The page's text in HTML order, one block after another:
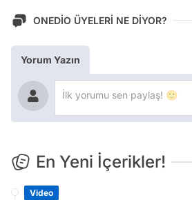
ONEDİO ÜYELERİ NE DİYOR?
Yorum Yazın
En Yeni İçerikler!
Video